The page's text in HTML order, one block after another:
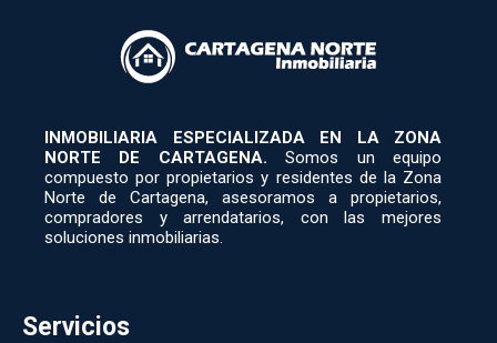
INMOBILIARIA ESPECIALIZADA EN LA ZONA
NORTE DE CARTAGENA. Somos un equipo
compuesto por propietarios y residentes de la Zona
Norte de Cartagena, asesoramos a propietarios,
compradores y arrendatarios, con las mejores
soluciones inmobiliarias.
Servicios